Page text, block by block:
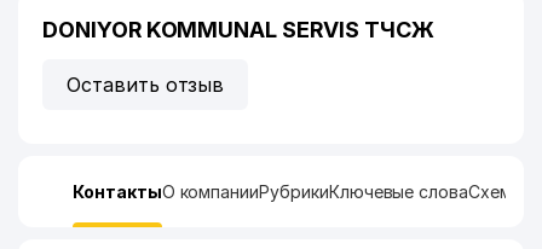
DONIYOR KOMMUNAL SERVIS ТЧСЖ
Оставить отзыв
КонтактыО компанииРубрикиКлючевые словаСхема